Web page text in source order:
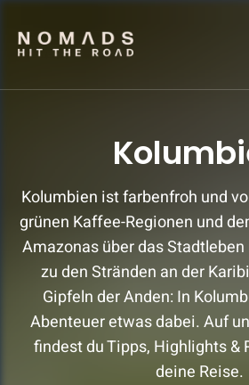
Kolumbien ist farbenfroh und
grünen Kaffee-Regionen und
Amazonas über das
zu den Stränden an der
Gipfeln der Anden: In
Abenteuer etwas dabei. Auf
findest du Tipps, Highlights &
deine Reise.